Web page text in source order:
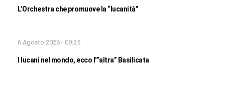
L’Orchestra che promuove la “lucanità”
6 Agosto 2026 - 09:25
I lucani nel mondo, ecco l'”altra” Basilicata